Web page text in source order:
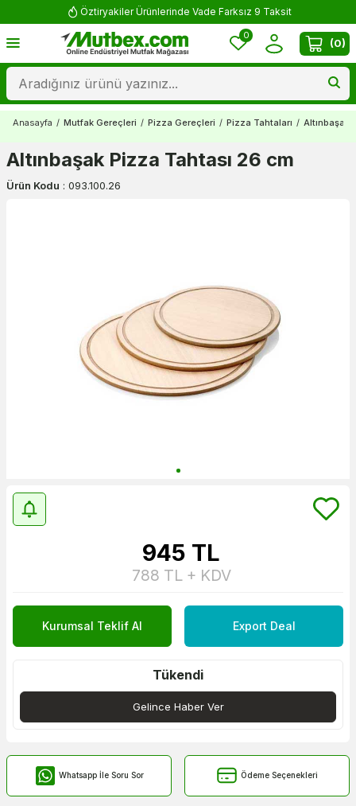
Öztiryakiler Ürünlerinde Vade Farksız 9 Taksit
0
(0)
Anasayfa / Mutfak Gereçleri / Pizza Gereçleri / Pizza Tahtaları / Altınbaşak
Altınbaşak Pizza Tahtası 26 cm
Ürün Kodu : 093.100.26
945 TL
788 TL + KDV
Kurumsal Teklif Al Export Deal
Tükendi
Gelince Haber Ver
Whatsapp İle Soru Sor Ödeme Seçenekleri